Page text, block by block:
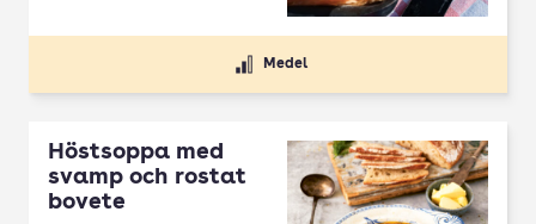
Medel
Höstsoppa med
svamp och rostat
bovete